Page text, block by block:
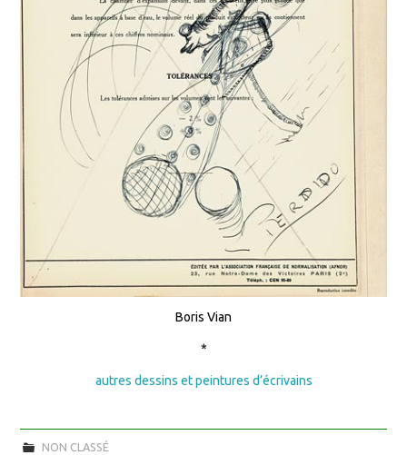
Boris Vian
*
autres dessins et peintures d’écrivains
NON CLASSÉ